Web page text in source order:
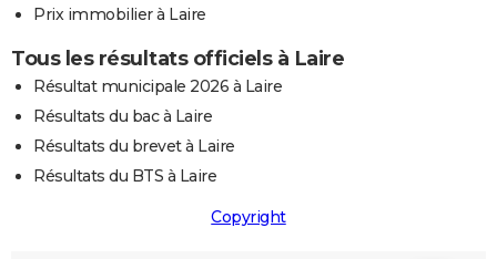
Prix immobilier à Laire
Tous les résultats officiels à Laire
Résultat municipale 2026 à Laire
Résultats du bac à Laire
Résultats du brevet à Laire
Résultats du BTS à Laire
Copyright